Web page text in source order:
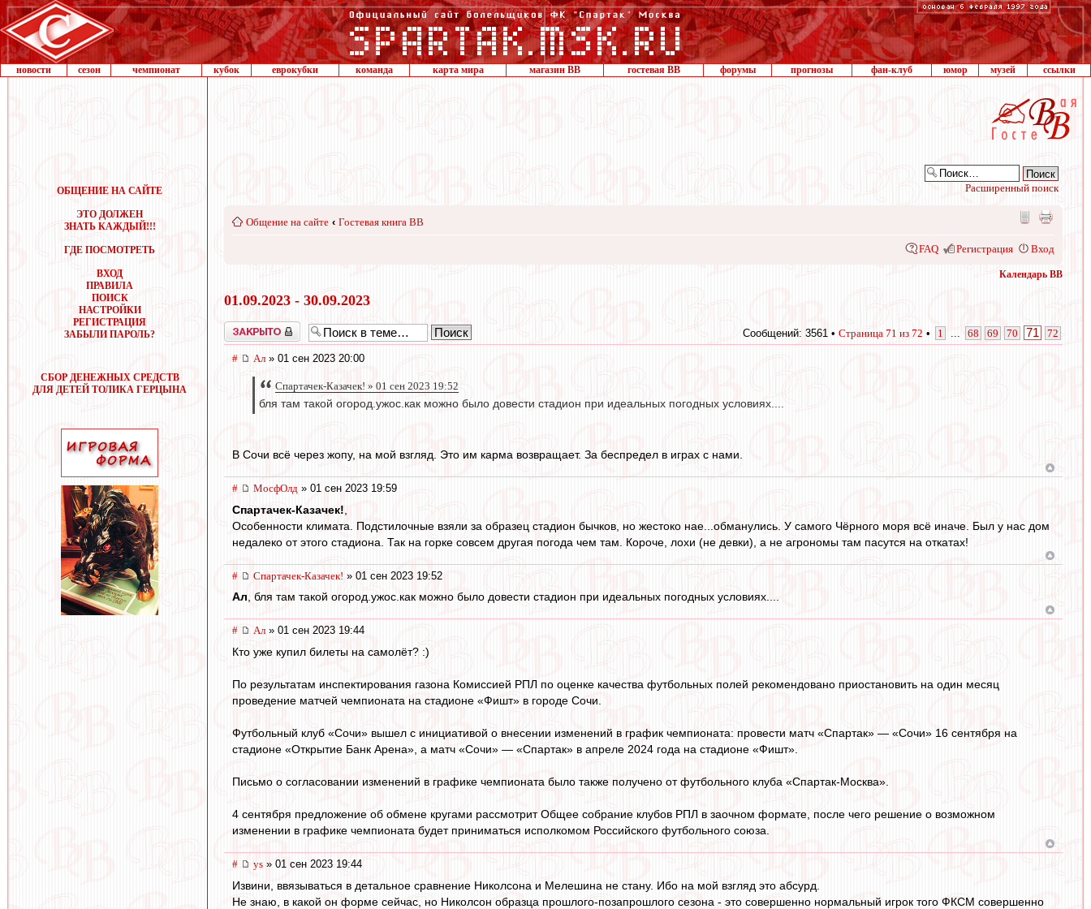
новости сезон чемпионат кубок еврокубки команда карта мира магазин ВВ гостевая ВВ форумы прогнозы фан-клуб юмор музей ссылки
ОБЩЕНИЕ НА САЙТЕ
ЭТО ДОЛЖЕН
ЗНАТЬ КАЖДЫЙ!!!
ГДЕ ПОСМОТРЕТЬ
ВХОД
ПРАВИЛА
ПОИСК
НАСТРОЙКИ
РЕГИСТРАЦИЯ
ЗАБЫЛИ ПАРОЛЬ?
СБОР ДЕНЕЖНЫХ СРЕДСТВ
ДЛЯ ДЕТЕЙ ТОЛИКА ГЕРЦЫНА
Расширенный поиск
Общение на сайте ‹ Гостевая книга ВВ
FAQ Регистрация Вход
Календарь ВВ
01.09.2023 - 30.09.2023
Закрыто Сообщений: 3561 • Страница 71 из 72 • 1 68 69 70 71 72
# Ал » 01 сен 2023 20:00
Спартачек-Казачек! » 01 сен 2023 19:52
бля там такой огород.ужос.как можно было довести стадион при идеальных погодных условиях....
В Сочи всё через жопу, на мой взгляд. Это им карма возвращает. За беспредел в играх с нами.
# МосфОлд » 01 сен 2023 19:59
Спартачек-Казачек!
Особенности климата. Подстилочные взяли за образец стадион бычков, но жестоко нае...обманулись. У самого Чёрного моря всё иначе. Был у нас дом
недалеко от этого стадиона. Так на горке совсем другая погода чем там. Короче, лохи (не девки), а не агрономы там пасутся на откатах!
# Спартачек-Казачек! » 01 сен 2023 19:52
Ал, бля там такой огород.ужос.как можно было довести стадион при идеальных погодных условиях....
# Ал » 01 сен 2023 19:44
Кто уже купил билеты на самолёт? :)
По результатам инспектирования газона Комиссией РПЛ по оценке качества футбольных полей рекомендовано приостановить на один месяц
проведение матчей чемпионата на стадионе «Фишт» в городе Сочи.
Футбольный клуб «Сочи» вышел с инициативой о внесении изменений в график чемпионата: провести матч «Спартак» — «Сочи» 16 сентября на
стадионе «Открытие Банк Арена», а матч «Сочи» — «Спартак» в апреле 2024 года на стадионе «Фишт».
Письмо о согласовании изменений в графике чемпионата было также получено от футбольного клуба «Спартак-Москва».
4 сентября предложение об обмене кругами рассмотрит Общее собрание клубов РПЛ в заочном формате, после чего решение о возможном
изменении в графике чемпионата будет приниматься исполкомом Российского футбольного союза.
# ys » 01 сен 2023 19:44
Извини, ввязываться в детальное сравнение Николсона и Мелешина не стану. Ибо на мой взгляд это абсурд.
Не знаю, в какой он форме сейчас, но Николсон образца прошлого-позапрошлого сезона - это совершенно нормальный игрок того ФКСМ совершенно